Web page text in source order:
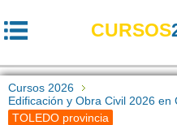
CURSOS
Cursos 2026
Edificación y Obra Civil 2026 en
TOLEDO provincia